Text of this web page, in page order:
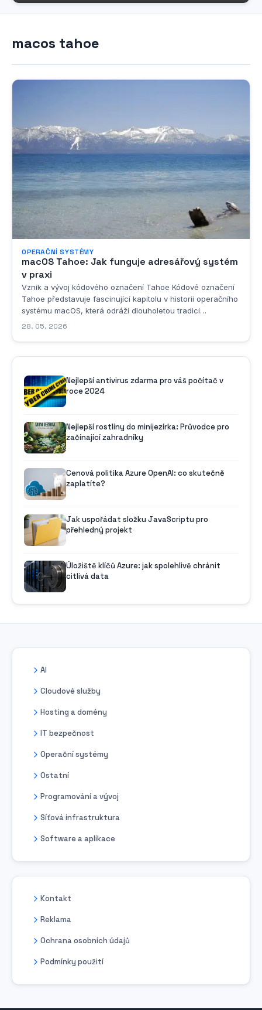
macos tahoe
OPERAČNÍ SYSTÉMY
macOS Tahoe: Jak funguje adresářový systém
v praxi
Vznik a vývoj kódového označení Tahoe Kódové označení
Tahoe představuje fascinující kapitolu v historii operačního
systému macOS, která odráží dlouholetou tradici
společnosti Apple používat geografická pojmenování pro
Tahoe, jedno z nejkrásnějších a...
28. 05. 2026
Nejlepší antivirus zdarma pro váš počítač v
roce 2024
Nejlepší rostliny do minijezírka: Průvodce pro
začínající zahradníky
Cenová politika Azure OpenAI: co skutečně
zaplatíte?
Jak uspořádat složku JavaScriptu pro
přehledný projekt
Úložiště klíčů Azure: jak spolehlivě chránit
citlivá data
AI
Cloudové služby
Hosting a domény
IT bezpečnost
Operační systémy
Ostatní
Programování a vývoj
Síťová infrastruktura
Software a aplikace
Kontakt
Reklama
Ochrana osobních údajů
Podmínky použití